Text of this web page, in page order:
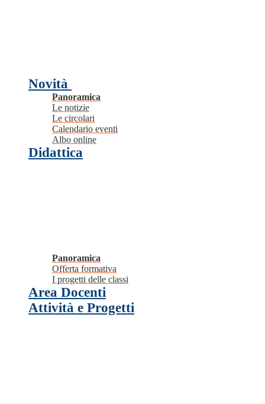
Novità
Panoramica
Le notizie
Le circolari
Calendario eventi
Albo online
Didattica
Panoramica
Offerta formativa
I progetti delle classi
Area Docenti
Attività e Progetti